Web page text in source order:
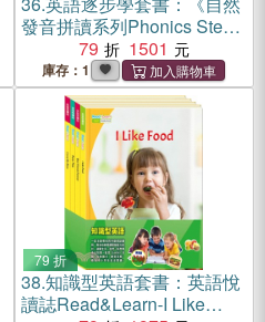
發音拼讀系列Phonics Step-
By-Step 3-5》
79 1501
庫存：1
79 折
38.知識型英語套書：英語悅
讀誌Read&Learn-I Like